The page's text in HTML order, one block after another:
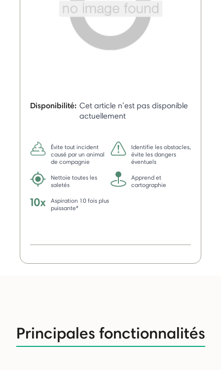
Disponibilité: Cet article n’est pas disponible
actuellement
Évite tout incident
causé par un animal
de compagnie
Identifie les obstacles,
évite les dangers
éventuels
Nettoie toutes les
saletés
Apprend et
cartographie
Aspiration 10 fois plus
puissante*
Principales fonctionnalités